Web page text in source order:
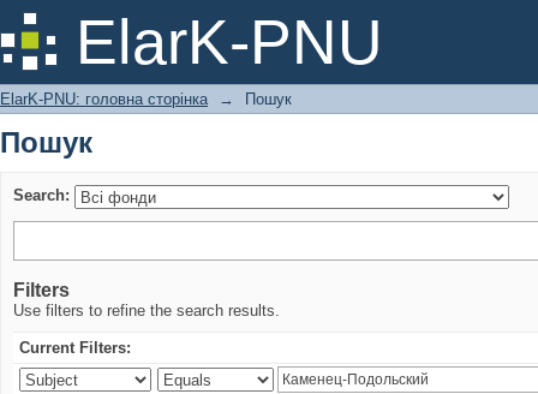
ElarK-PNU
Пошук
ElarK-PNU: головна сторінка → Пошук
Пошук
Search:
Filters
Use filters to refine the search results.
Current Filters: